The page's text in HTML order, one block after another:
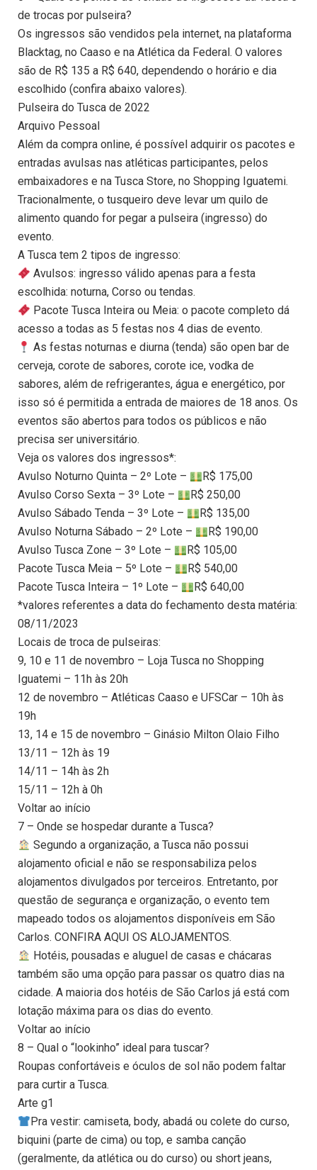
de trocas por pulseira?
Os ingressos são vendidos pela internet, na plataforma
Blacktag, no Caaso e na Atlética da Federal. O valores
são de R$ 135 a R$ 640, dependendo o horário e dia
escolhido (confira abaixo valores).
Pulseira do Tusca de 2022
Arquivo Pessoal
Além da compra online, é possível adquirir os pacotes e
entradas avulsas nas atléticas participantes, pelos
embaixadores e na Tusca Store, no Shopping Iguatemi.
Tracionalmente, o tusqueiro deve levar um quilo de
alimento quando for pegar a pulseira (ingresso) do
evento.
A Tusca tem 2 tipos de ingresso:
Avulsos: ingresso válido apenas para a festa
escolhida: noturna, Corso ou tendas.
Pacote Tusca Inteira ou Meia: o pacote completo dá
acesso a todas as 5 festas nos 4 dias de evento.
As festas noturnas e diurna (tenda) são open bar de
cerveja, corote de sabores, corote ice, vodka de
sabores, além de refrigerantes, água e energético, por
isso só é permitida a entrada de maiores de 18 anos. Os
eventos são abertos para todos os públicos e não
precisa ser universitário.
Veja os valores dos ingressos*:
Avulso Noturno Quinta – 2º Lote –
R$ 175,00
Avulso Corso Sexta – 3º Lote –
R$ 250,00
Avulso Sábado Tenda – 3º Lote –
R$ 135,00
Avulso Noturna Sábado – 2º Lote –
R$ 190,00
Avulso Tusca Zone – 3º Lote –
R$ 105,00
Pacote Tusca Meia – 5º Lote –
R$ 540,00
Pacote Tusca Inteira – 1º Lote –
R$ 640,00
*valores referentes a data do fechamento desta matéria:
08/11/2023
Locais de troca de pulseiras:
9, 10 e 11 de novembro – Loja Tusca no Shopping
Iguatemi – 11h às 20h
12 de novembro – Atléticas Caaso e UFSCar – 10h às
19h
13, 14 e 15 de novembro – Ginásio Milton Olaio Filho
13/11 – 12h às 19
14/11 – 14h às 2h
15/11 – 12h à 0h
Voltar ao início
7 – Onde se hospedar durante a Tusca?
Segundo a organização, a Tusca não possui
alojamento oficial e não se responsabiliza pelos
alojamentos divulgados por terceiros. Entretanto, por
questão de segurança e organização, o evento tem
mapeado todos os alojamentos disponíveis em São
Carlos. CONFIRA AQUI OS ALOJAMENTOS.
Hotéis, pousadas e aluguel de casas e chácaras
também são uma opção para passar os quatro dias na
cidade. A maioria dos hotéis de São Carlos já está com
lotação máxima para os dias do evento.
Voltar ao início
8 – Qual o “lookinho” ideal para tuscar?
Roupas confortáveis e óculos de sol não podem faltar
para curtir a Tusca.
Arte g1
Pra vestir: camiseta, body, abadá ou colete do curso,
biquini (parte de cima) ou top, e samba canção
(geralmente, da atlética ou do curso) ou short jeans,